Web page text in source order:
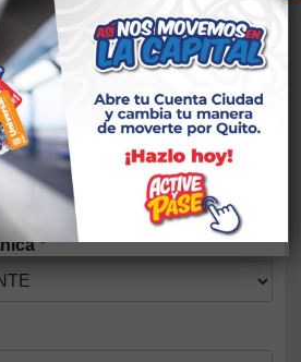
familiar (Opcional)
*